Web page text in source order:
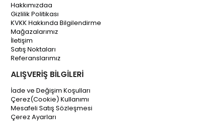
Hakkımızdaa
Gizlilik Politikası
KVKK Hakkında Bilgilendirme
Mağazalarımız
İletişim
Satış Noktaları
Referanslarımız
ALIŞVERİŞ BİLGİLERİ
İade ve Değişim Koşulları
Çerez(Cookie) Kullanımı
Mesafeli Satış Sözleşmesi
Çerez Ayarları